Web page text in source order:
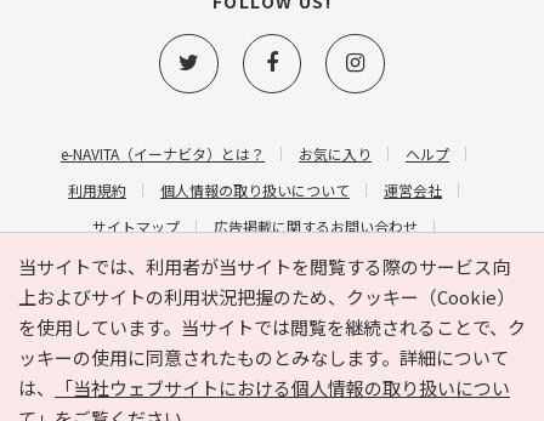
当サイトでは、利用者が当サイトを閲覧する際のサービス向
上およびサイトの利用状況把握のため、クッキー（Cookie）
を使用しています。当サイトでは閲覧を継続されることで、ク
ッキーの使用に同意されたものとみなします。詳細について
は、
「当社ウェブサイトにおける個人情報の取り扱いについ
e-NAVITA（イーナビタ）とは？ お気に入り
ヘルプ
利用規約
個人情報の取り扱いについて
運営会社
サイトマップ
広告掲載に関するお問い合わせ
サイトの内容に関するお問い合わせ
Copyright © HYOJITO.Co.,Ltd. All Rights Reserved.